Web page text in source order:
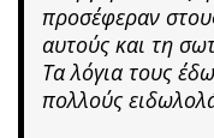
προσέφεραν
αυτούς και τη
Τα λόγια τους
πολλούς